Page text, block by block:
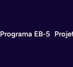
Programa EB-5